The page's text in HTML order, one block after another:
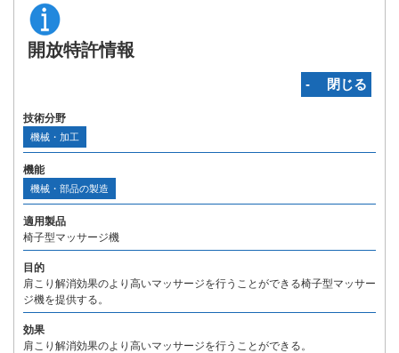
開放特許情報
‐ 閉じる
技術分野
機械・加工
機能
機械・部品の製造
適用製品
椅子型マッサージ機
目的
肩こり解消効果のより高いマッサージを行うことができる椅子型マッサー
ジ機を提供する。
効果
肩こり解消効果のより高いマッサージを行うことができる。